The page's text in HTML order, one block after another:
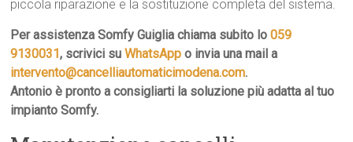
piccola riparazione e la sostituzione completa del sistema.
Per assistenza Somfy Guiglia chiama subito lo059
9130031, scrivici suWhatsApp o invia una mail a
intervento@cancelliautomaticimodena.com.
Antonio è pronto a consigliarti la soluzione più adatta al tuo
impianto Somfy.